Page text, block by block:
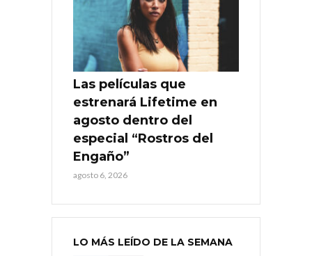
Las películas que
estrenará Lifetime en
agosto dentro del
especial “Rostros del
Engaño”
agosto 6, 2026
LO MÁS LEÍDO DE LA SEMANA